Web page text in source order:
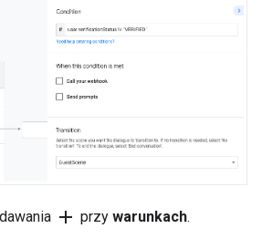
add przy warunkach.